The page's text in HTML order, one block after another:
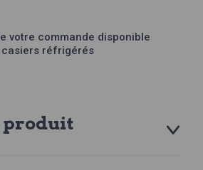
votre commande disponible
casiers réfrigérés
produit